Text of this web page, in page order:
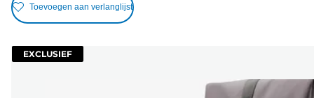
Toevoegen aan verlanglijst
EXCLUSIEF